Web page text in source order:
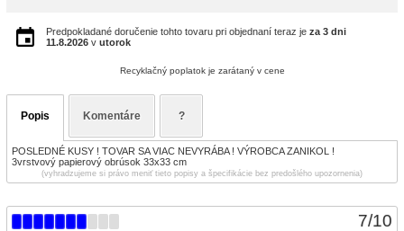
7/10
Predpokladané doručenie tohto tovaru pri objednaní teraz je za 3 dni
11.8.2026 v utorok
Recyklačný poplatok je zarátaný v cene
Popis Komentáre ?
POSLEDNÉ KUSY ! TOVAR SA VIAC NEVYRÁBA ! VÝROBCA ZANIKOL !
3vrstvový papierový obrúsok 33x33 cm
(vyhradzujeme si právo meniť tieto popisy a špecifikácie bez predošlého upozornenia)